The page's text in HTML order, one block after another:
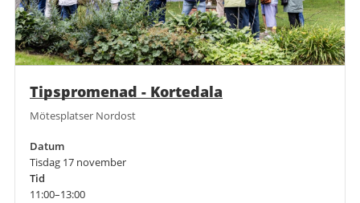
Tipspromenad - Kortedala
Mötesplatser Nordost
Datum
Tisdag 17 november
Tid
11:00–13:00